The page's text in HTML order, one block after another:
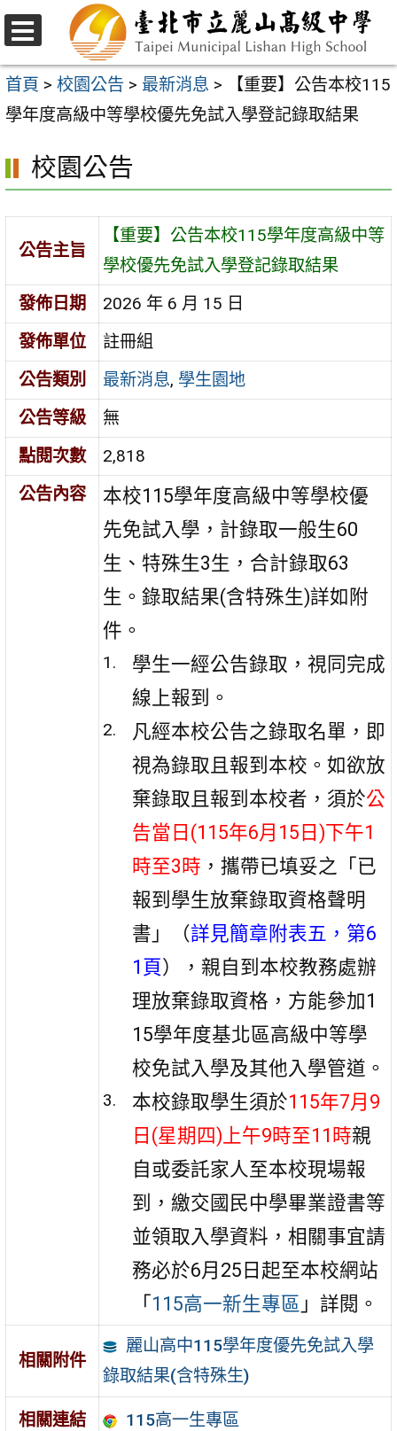
跳
至
主
要
容
區
選
單
首頁 > 校園公告 > 最新消息 >
【重要】公告本校115
學年度高級中等學校優先免試入學登記錄取結果
校園公告
公告主旨
【重要】公告本校115學年度高級中等
學校優先免試入學登記錄取結果
發佈日期
2026 年 6 月 15 日
發佈單位
註冊組
公告類別
最新消息, 學生園地
公告等級
無
點閱次數
2,818
公告內容
本校115學年度高級中等學校優
先免試入學，計錄取一般生60
生、特殊生3生，合計錄取63
生。錄取結果(含特殊生)詳如附
件。
學生一經公告錄取，視同完成
線上報到。
凡經本校公告之錄取名單，即
視為錄取且報到本校。如欲放
棄錄取且報到本校者，須於公
告當日(115年6月15日)下午1
時至3時 ，攜帶已填妥之「已
報到學生放棄錄取資格聲明
書」（詳見簡章附表五，第6
1頁），親自到本校教務處辦
理放棄錄取資格，方能參加1
15學年度基北區高級中等學
校免試入學及其他入學管道。
本校錄取學生須於115年7月9
日(星期四)上午9時至11時親
自或委託家人至本校現場報
到，繳交國民中學畢業證書等
並領取入學資料，相關事宜請
務必於6月25日起至本校網站
「 115高一新生專區 」詳閱。
相關附件
麗山高中115學年度優先免試入學
錄取結果(含特殊生)
相關連結 115高一生專區